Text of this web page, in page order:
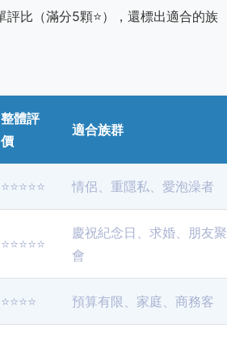
評比（滿分5顆⭐️），還標出適合的族
整體評
價
適合族群
⭐️⭐️⭐️⭐️⭐️ 情侶、重隱私、愛泡澡者
⭐️⭐️⭐️⭐️⭐️
慶祝紀念日、求婚、朋友聚
會
⭐️⭐️⭐️⭐️ 預算有限、家庭、商務客